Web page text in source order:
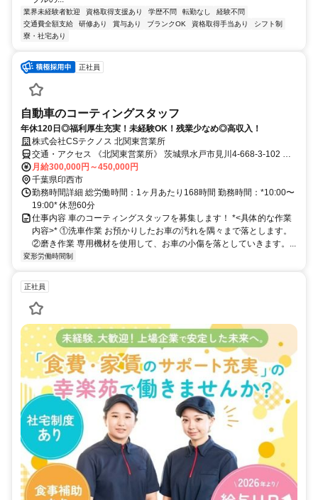
業界未経験者歓迎 資格取得支援あり 学歴不問 転勤なし
経験不問
交通費全額支給
研修あり 賞与あり ブランクOK 資格取得手当あり
シフト制
寮・社宅あり
正社員
自動車のコーティングスタッフ
年休120日◎福利厚生充実！未経験OK！残業少なめ◎高収入！
株式会社CSテクノス 北関東営業所
交通・アクセス 《北関東営業所》 茨城県水戸市見川4-668-3-102 ※
茨城交通路線バス『大内田』停車場 徒歩2分
月給300,000円～450,000円
千葉県印西市
勤務時間詳細 総労働時間：1ヶ月あたり168時間 勤務時間：*10:00〜
19:00* 休憩60分
仕事内容 車のコーティングスタッフを募集します！ *<具体的な作業
内容>* ①洗車作業 お預かりしたお車の汚れを隅々まで落とします。
②磨き作業 専用機材を使用して、お車の小傷を落としていきます。...
変形労働時間制
正社員